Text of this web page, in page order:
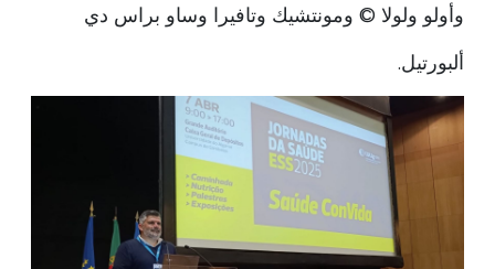
وأولو ولولا © ومونتشيك وتافيرا وساو براس دي
ألبورتيل.